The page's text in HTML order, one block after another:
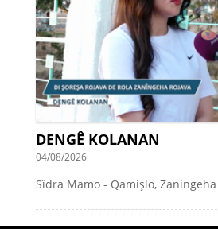
DENGÊ KOLANAN
04/08/2026
Sîdra Mamo - Qamişlo, Zaningeha